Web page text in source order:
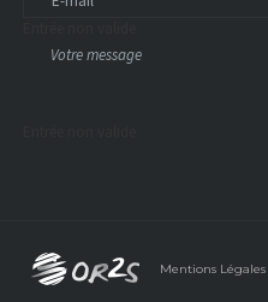
Mentions Légales